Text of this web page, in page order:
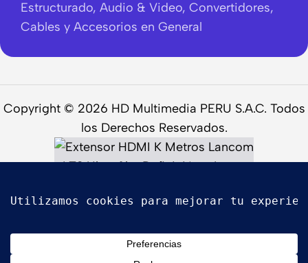
Estructurado, Audio & Video, Convertidores,
Cables y Accesorios en General
Copyright © 2026 HD Multimedia PERU S.A.C. Todos
los Derechos Reservados.